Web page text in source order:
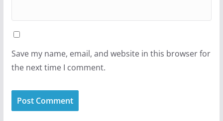
Save my name, email, and website in this browser for
the next time I comment.